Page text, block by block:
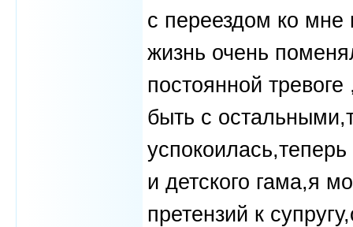
с переездом ко
жизнь очень
постоянной
быть с
и детского гама,я
претензий к